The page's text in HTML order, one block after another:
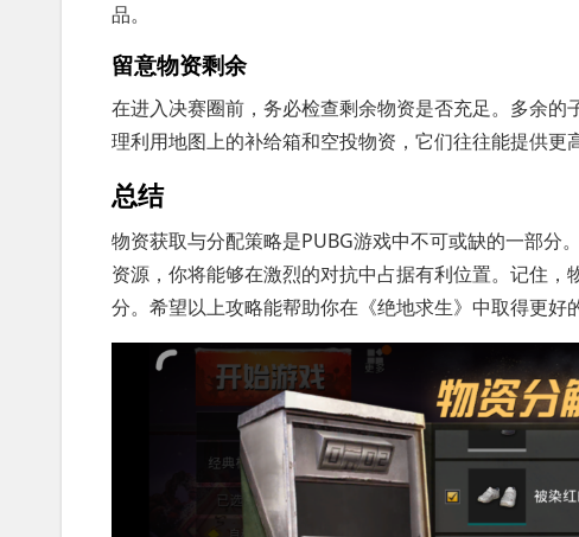
品。
留意物资剩余
在进入决赛圈前，务必检查剩余物资是否充足。多余
理利用地图上的补给箱和空投物资，它们往往能提供更
总结
物资获取与分配策略是PUBG游戏中不可或缺的一部分
资源，你将能够在激烈的对抗中占据有利位置。记住
分。希望以上攻略能帮助你在《绝地求生》中取得更好